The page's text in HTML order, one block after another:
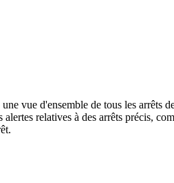
vue d'ensemble de tous les arrêts
relatives à des arrêts précis,